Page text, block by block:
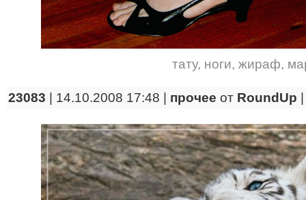
тату, ноги, жираф,
23083 | 14.10.2008 17:48 | прочее от RoundUp